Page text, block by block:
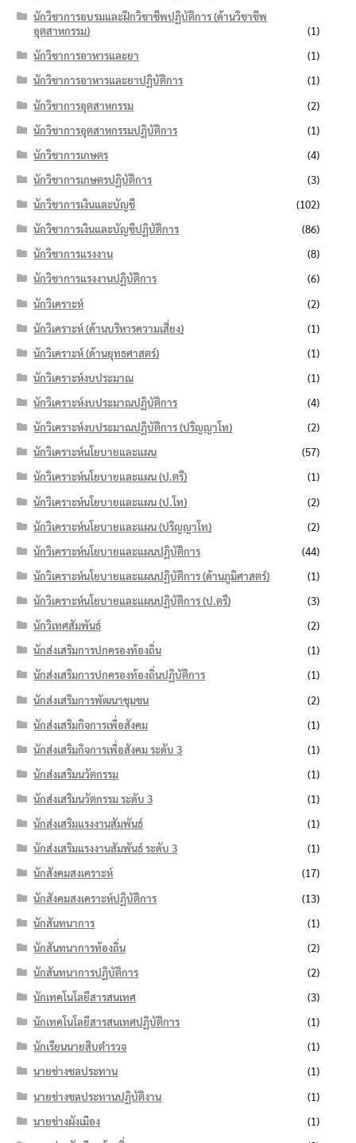
นักวิชาการอบรมและฝึกวิชาชีพปฏิบัติการ (ด้านวิชาชีพ
อุตสาหกรรม)
(1)
นักวิชาการอาหารและยา
(1)
นักวิชาการอาหารและยาปฏิบัติการ
(1)
นักวิชาการอุตสาหกรรม
(2)
นักวิชาการอุตสาหกรรมปฏิบัติการ
(1)
นักวิชาการเกษตร
(4)
นักวิชาการเกษตรปฏิบัติการ
(3)
นักวิชาการเงินและบัญชี
(102)
นักวิชาการเงินและบัญชีปฏิบัติการ
(86)
นักวิชาการแรงงาน
(8)
นักวิชาการแรงงานปฏิบัติการ
(6)
นักวิเคราะห์
(2)
นักวิเคราะห์ (ด้านบริหารความเสี่ยง)
(1)
นักวิเคราะห์ (ด้านยุทธศาสตร์)
(1)
นักวิเคราะห์งบประมาณ
(1)
นักวิเคราะห์งบประมาณปฏิบัติการ
(4)
นักวิเคราะห์งบประมาณปฏิบัติการ (ปริญญาโท)
(2)
นักวิเคราะห์นโยบายและแผน
(57)
นักวิเคราะห์นโยบายและแผน (ป.ตรี)
(1)
นักวิเคราะห์นโยบายและแผน (ป.โท)
(2)
นักวิเคราะห์นโยบายและแผน (ปริญญาโท)
(2)
นักวิเคราะห์นโยบายและแผนปฏิบัติการ
(44)
นักวิเคราะห์นโยบายและแผนปฏิบัติการ (ด้านภูมิศาสตร์)
(1)
นักวิเคราะห์นโยบายและแผนปฏิบัติการ (ป.ตรี)
(3)
นักวิเทศสัมพันธ์
(2)
นักส่งเสริมการปกครองท้องถิ่น
(1)
นักส่งเสริมการปกครองท้องถิ่นปฏิบัติการ
(1)
นักส่งเสริมการพัฒนาชุมชน
(2)
นักส่งเสริมกิจการเพื่อสังคม
(1)
นักส่งเสริมกิจการเพื่อสังคม ระดับ 3
(1)
นักส่งเสริมนวัตกรรม
(1)
นักส่งเสริมนวัตกรรม ระดับ 3
(1)
นักส่งเสริมแรงงานสัมพันธ์
(1)
นักส่งเสริมแรงงานสัมพันธ์ ระดับ 3
(1)
นักสังคมสงเคราะห์
(17)
นักสังคมสงเคราะห์ปฏิบัติการ
(13)
นักสันทนาการ
(1)
นักสันทนาการท้องถิ่น
(2)
นักสันทนาการปฏิบัติการ
(2)
นักเทคโนโลยีสารสนเทศ
(3)
นักเทคโนโลยีสารสนเทศปฏิบัติการ
(1)
นักเรียนนายสิบตำรวจ
(1)
นายช่างชลประทาน
(1)
นายช่างชลประทานปฏิบัติงาน
(1)
นายช่างผังเมือง
(1)